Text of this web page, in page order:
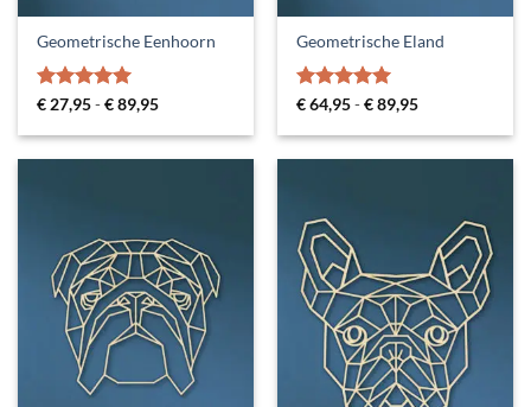
Geometrische Eenhoorn
Gewaardeerd
€27,95-€89,95Prijsklasse:
tot
Geometrische Eland
Gewaardeerd
€64,95-€89,95Prijsklasse:
tot